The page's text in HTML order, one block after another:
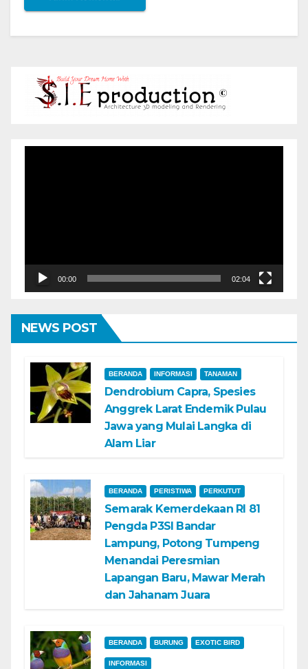
00:00 02:04
NEWS POST
BERANDA INFORMASI TANAMAN
Dendrobium Capra, Spesies
Anggrek Larat Endemik Pulau
Jawa yang Mulai Langka di
Alam Liar
BERANDA PERISTIWA PERKUTUT
Semarak Kemerdekaan RI 81
Pengda P3SI Bandar
Lampung, Potong Tumpeng
Menandai Peresmian
Lapangan Baru, Mawar Merah
dan Jahanam Juara
BERANDA BURUNG EXOTIC BIRD
INFORMASI